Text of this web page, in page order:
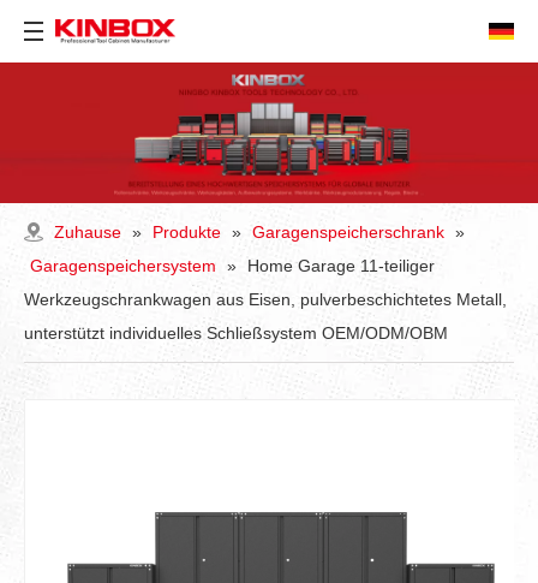
Zuhause » Produkte » Garagenspeicherschrank »
Garagenspeichersystem
»
Home Garage 11-teiliger
Werkzeugschrankwagen aus Eisen, pulverbeschichtetes Metall,
unterstützt individuelles Schließsystem OEM/ODM/OBM